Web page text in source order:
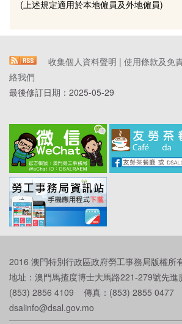
(上述規定適用於本地僱員及外地僱員)
收集個人資料聲明 | 使用條款及免
絡我們
最後修訂日期： 2025-05-29
2016 澳門特別行政區政府勞工事務局版權所
地址：澳門馬揸度博士大馬路221-279號先
(853) 2856 4109 傳真：(853) 2855 0477
dsalinfo@dsal.gov.mo